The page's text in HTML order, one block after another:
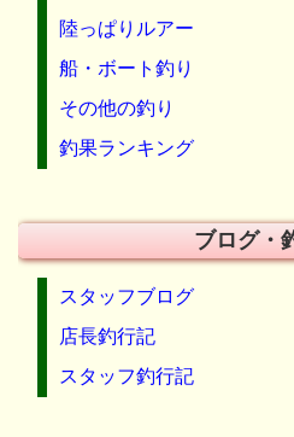
陸っぱりルアー
船・ボート釣り
その他の釣り
釣果ランキング
ブログ・
スタッフブログ
店長釣行記
スタッフ釣行記